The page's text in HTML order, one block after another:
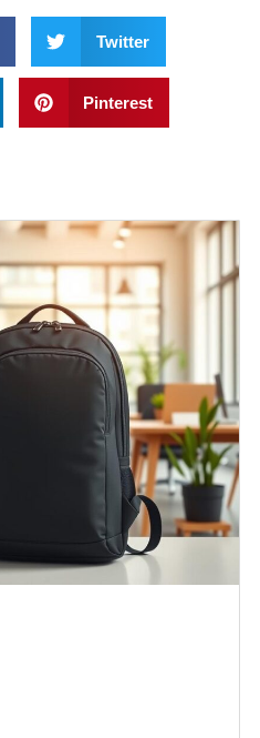
Twitter
Pinterest